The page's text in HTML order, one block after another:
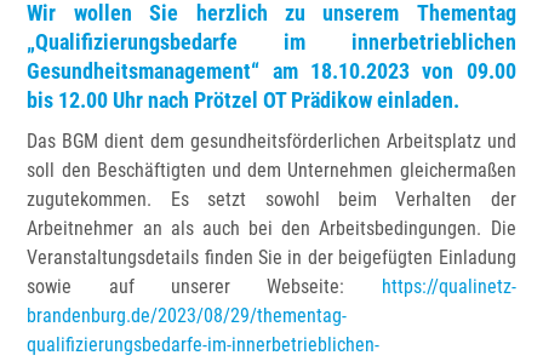
Wir wollen Sie herzlich zu unserem Thementag
„Qualifizierungsbedarfe im innerbetrieblichen
Gesundheitsmanagement“ am 18.10.2023 von 09.00
bis 12.00 Uhr nach Prötzel OT Prädikow einladen.
Das BGM dient dem gesundheitsförderlichen Arbeitsplatz und
soll den Beschäftigten und dem Unternehmen gleichermaßen
zugutekommen. Es setzt sowohl beim Verhalten der
Arbeitnehmer an als auch bei den Arbeitsbedingungen. Die
Veranstaltungsdetails finden Sie in der beigefügten Einladung
sowie auf unserer Webseite: https://qualinetz-
brandenburg.de/2023/08/29/thementag-
qualifizierungsbedarfe-im-innerbetrieblichen-